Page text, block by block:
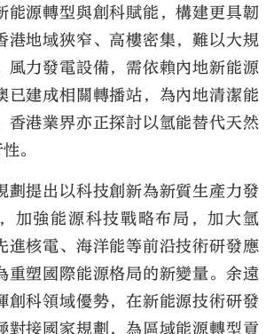
能源轉型與創科賦能，構建更具韌
港地域狹窄、高樓密集，難以大規
風力發電設備，需依賴內地新能源
已建成相關轉播站，為內地清潔能
香港業界亦正探討以氫能替代天然
。
劃提出以科技創新為新質生產力發
加強能源科技戰略布局，加大氫
進核電、海洋能等前沿技術研發應
重塑國際能源格局的新變量。余遠
創科領域優勢，在新能源技術研發
對接國家規劃，為區域能源轉型貢